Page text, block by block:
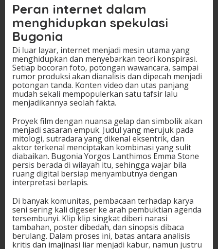
Peran internet dalam
menghidupkan spekulasi
Bugonia
Di luar layar, internet menjadi mesin utama yang
menghidupkan dan menyebarkan teori konspirasi.
Setiap bocoran foto, potongan wawancara, sampai
rumor produksi akan dianalisis dan dipecah menjadi
potongan tanda. Konten video dan utas panjang
mudah sekali mempopulerkan satu tafsir lalu
menjadikannya seolah fakta.
Proyek film dengan nuansa gelap dan simbolik akan
menjadi sasaran empuk. Judul yang merujuk pada
mitologi, sutradara yang dikenal eksentrik, dan
aktor terkenal menciptakan kombinasi yang sulit
diabaikan. Bugonia Yorgos Lanthimos Emma Stone
persis berada di wilayah itu, sehingga wajar bila
ruang digital bersiap menyambutnya dengan
interpretasi berlapis.
Di banyak komunitas, pembacaan terhadap karya
seni sering kali digeser ke arah pembuktian agenda
tersembunyi. Klip klip singkat diberi narasi
tambahan, poster dibedah, dan sinopsis dibaca
berulang. Dalam proses ini, batas antara analisis
kritis dan imajinasi liar menjadi kabur, namun justru